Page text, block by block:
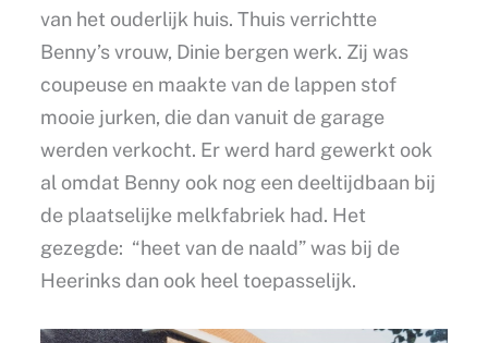
van het ouderlijk huis. Thuis verrichtte
Benny’s vrouw, Dinie bergen werk. Zij was
coupeuse en maakte van de lappen stof
mooie jurken, die dan vanuit de garage
werden verkocht. Er werd hard gewerkt ook
al omdat Benny ook nog een deeltijdbaan bij
de plaatselijke melkfabriek had. Het
gezegde: “heet van de naald” was bij de
Heerinks dan ook heel toepasselijk.